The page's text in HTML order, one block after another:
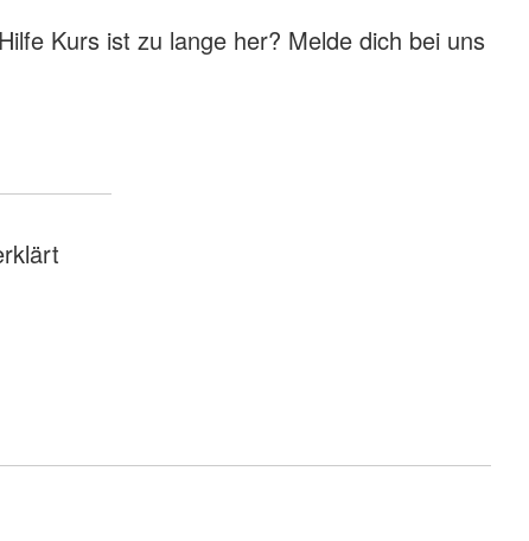
Kurs ist zu lange her? Melde dich bei uns